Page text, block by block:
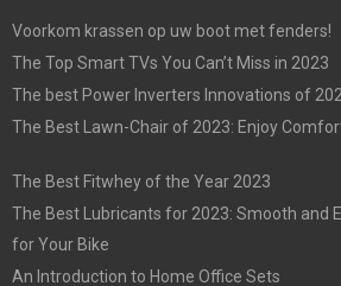
Voorkom krassen op uw boot met fenders!
The Top Smart TVs You Can’t Miss in 2023
The best Power Inverters Innovations of
The Best Lawn-Chair of 2023: Enjoy
The Best Fitwhey of the Year 2023
The Best Lubricants for 2023: Smooth and
for Your Bike
An Introduction to Home Office Sets